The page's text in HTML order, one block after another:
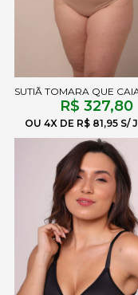
R$ 327,80
4X R$ 81,95